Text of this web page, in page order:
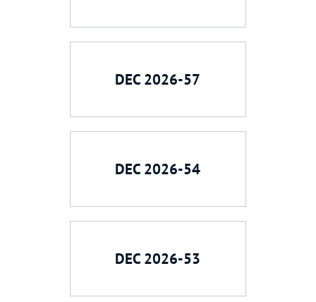
DEC 2026-57
DEC 2026-54
DEC 2026-53